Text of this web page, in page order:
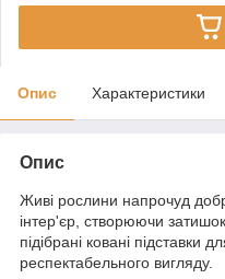
Опис Характеристики
Опис
Живі рослини напрочуд
інтер'єр, створюючи
підібрані ковані підставки
респектабельного вигляду.